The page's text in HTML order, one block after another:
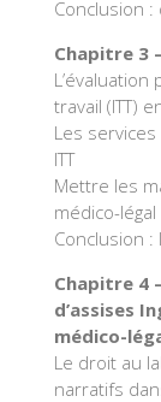
Conclusion
Chapitre 3
travail (ITT)
Les
ITT
Mettre les
médico-
Conclusion :
Chapitre 4
d’assises
médico-
Le droit au
narratifs